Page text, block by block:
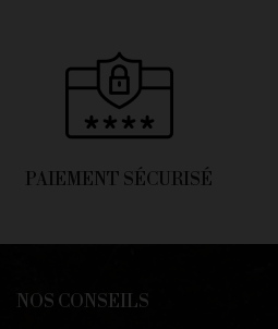
PAIEMENT SÉCURISÉ
NOS CONSEILS